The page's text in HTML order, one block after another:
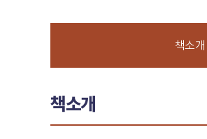
책소개
책소개